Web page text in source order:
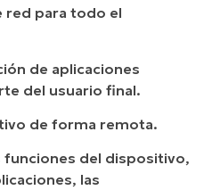
red para todo el
de aplicaciones
del usuario final.
de forma remota.
funciones del dispositivo,
las